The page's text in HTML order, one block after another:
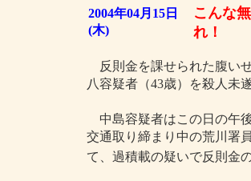
2004年04月15日
(木)
こんな
れ！
反則金を課せられた腹い
八容疑者（43歳）を殺人未
中島容疑者はこの日の午
交通取り締まり中の荒川署
て、過積載の疑いで反則金